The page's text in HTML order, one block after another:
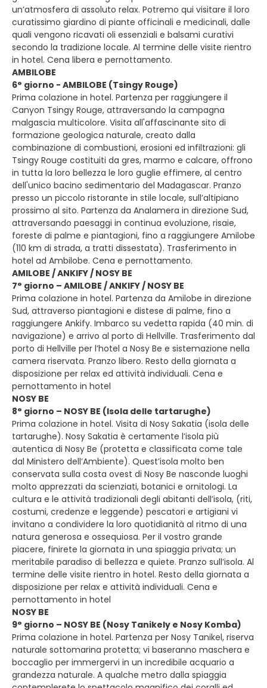
un’atmosfera di assoluto relax. Potremo qui visitare il loro
curatissimo giardino di piante officinali e medicinali, dalle
quali vengono ricavati oli essenziali e balsami curativi
secondo la tradizione locale. Al termine delle visite rientro
in hotel. Cena libera e pernottamento.
AMBILOBE
6° giorno - AMBILOBE (Tsingy Rouge)
Prima colazione in hotel. Partenza per raggiungere il
Canyon Tsingy Rouge, attraversando la campagna
malgascia multicolore. Visita all'affascinante sito di
formazione geologica naturale, creato dalla
combinazione di combustioni, erosioni ed infiltrazioni: gli
Tsingy Rouge costituiti da gres, marmo e calcare, offrono
in tutta la loro bellezza le loro guglie effimere, al centro
dell'unico bacino sedimentario del Madagascar. Pranzo
presso un piccolo ristorante in stile locale, sull’altipiano
prossimo al sito. Partenza da Analamera in direzione Sud,
attraversando paesaggi in continua evoluzione, risaie,
foreste di palme e piantagioni, fino a raggiungere Amilobe
(110 km di strada, a tratti dissestata). Trasferimento in
hotel ad Ambilobe. Cena e pernottamento.
AMILOBE / ANKIFY / NOSY BE
7° giorno – AMILOBE / ANKIFY / NOSY BE
Prima colazione in hotel. Partenza da Amilobe in direzione
Sud, attraverso piantagioni e distese di palme, fino a
raggiungere Ankify. Imbarco su vedetta rapida (40 min. di
navigazione) e arrivo al porto di Hellville. Trasferimento dal
porto di Hellville per l’hotel a Nosy Be e sistemazione nella
camera riservata. Pranzo libero. Resto della giornata a
disposizione per relax ed attività individuali. Cena e
pernottamento in hotel
NOSY BE
8° giorno – NOSY BE (Isola delle tartarughe)
Prima colazione in hotel. Visita di Nosy Sakatia (isola delle
tartarughe). Nosy Sakatia è certamente l’isola più
autentica di Nosy Be (protetta e classificata come tale
dal Ministero dell’Ambiente). Quest’isola molto ben
conservata sulla costa ovest di Nosy Be nasconde luoghi
molto apprezzati da scienziati, botanici e ornitologi. La
cultura e le attività tradizionali degli abitanti dell’isola, (riti,
costumi, credenze e leggende) pescatori e artigiani vi
invitano a condividere la loro quotidianità al ritmo di una
natura generosa e ossequiosa. Per il vostro grande
piacere, finirete la giornata in una spiaggia privata; un
meritabile paradiso di bellezza e quiete. Pranzo sull’isola. Al
termine delle visite rientro in hotel. Resto della giornata a
disposizione per relax e attività individuali. Cena e
pernottamento in hotel
NOSY BE
9° giorno – NOSY BE (Nosy Tanikely e Nosy Komba)
Prima colazione in hotel. Partenza per Nosy Tanikel, riserva
naturale sottomarina protetta; vi baseranno maschera e
boccaglio per immergervi in un incredibile acquario a
grandezza naturale. A qualche metro dalla spiaggia